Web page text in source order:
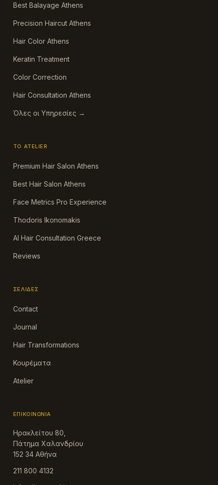
Best Balayage Athens
Precision Haircut Athens
Hair Color Athens
Keratin Treatment
Color Correction
Hair Consultation Athens
Όλες οι Υπηρεσίες →
ΤΟ ATELIER
Premium Hair Salon Athens
Best Hair Salon Athens
Face Metrics Pro Experience
Thodoris Ikonomakis
AI Hair Consultation Greece
Reviews
ΣΕΛΊΔΕΣ
Contact
Journal
Hair Transformations
Κουρέματα
Atelier
ΕΠΙΚΟΙΝΩΝΊΑ
Ηρακλείτου 80,
Πάτημα Χαλανδρίου
152 34 Αθήνα
211 800 4132